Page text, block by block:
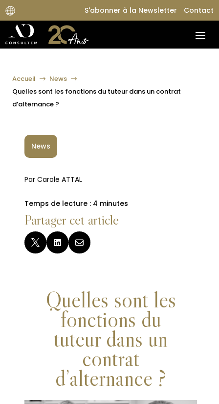
S'abonner à la Newsletter Contact
Accueil $ News $
Quelles sont les fonctions du tuteur dans un contrat
d’alternance ?
News
Par Carole ATTAL
Temps de lecture : 4 minutes
Partager cet article
  
Quelles sont les
fonctions du
tuteur dans un
contrat
d’alternance ?